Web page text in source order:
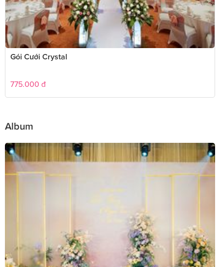
Gói Cưới Crystal
775.000 đ
Album